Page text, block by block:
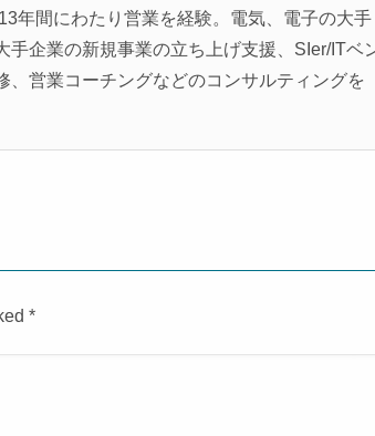
年間にわたり営業を経験。電気、電子の大手
企業の新規事業の立ち上げ支援、SIer/ITベ
、営業コーチングなどのコンサルティングを
*